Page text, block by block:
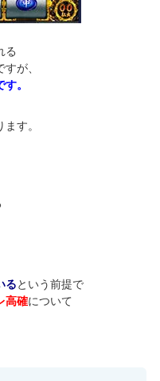
る
が、
。
ます。
るという前提で
高確について